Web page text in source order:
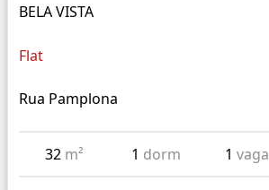
BELA VISTA
Flat
Rua Pamplona
32 m² 1 dorm 1vaga